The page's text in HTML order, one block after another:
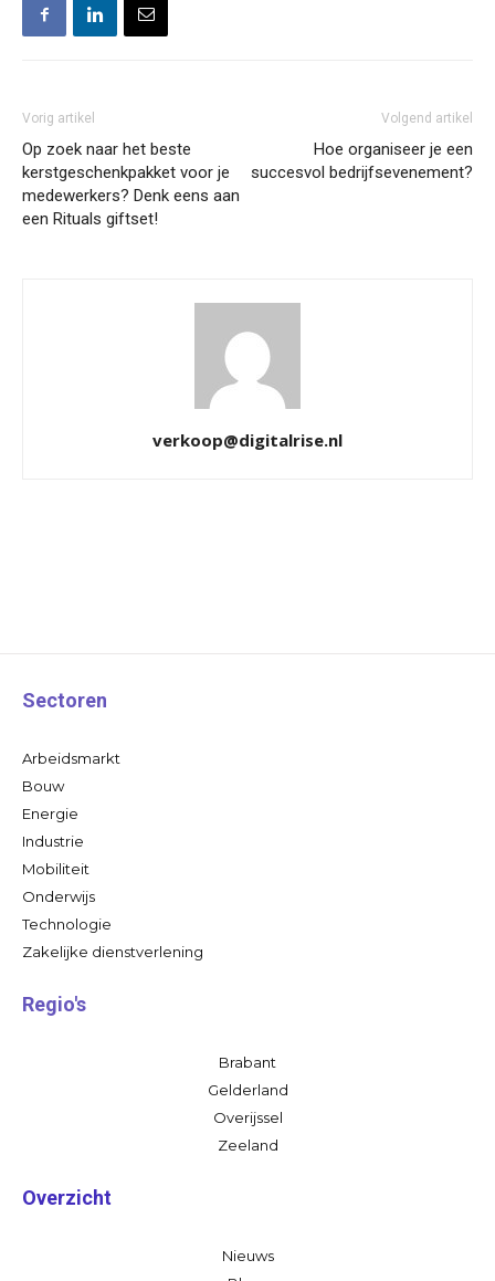
Vorig artikel
Op zoek naar het beste
kerstgeschenkpakket voor je
medewerkers? Denk eens aan
een Rituals giftset!
Volgend artikel
Hoe organiseer je een
succesvol bedrijfsevenement?
verkoop@digitalrise.nl
Sectoren
Arbeidsmarkt
Bouw
Energie
Industrie
Mobiliteit
Onderwijs
Technologie
Zakelijke dienstverlening
Regio's
Brabant
Gelderland
Overijssel
Zeeland
Overzicht
Nieuws